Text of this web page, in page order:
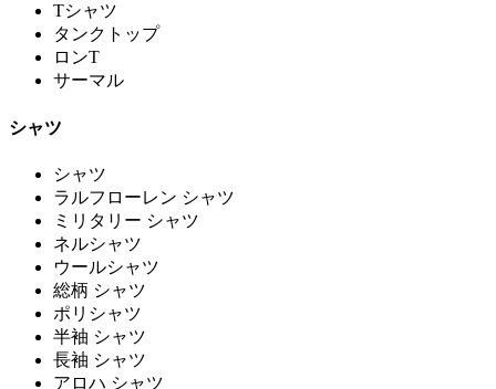
Tシャツ
タンクトップ
ロンT
サーマル
シャツ
シャツ
ラルフローレン シャツ
ミリタリー シャツ
ネルシャツ
ウールシャツ
総柄 シャツ
ポリシャツ
半袖 シャツ
長袖 シャツ
アロハ シャツ